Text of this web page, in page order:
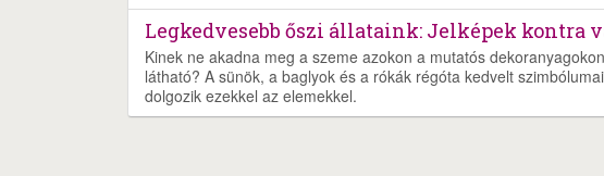
Legkedvesebb őszi állataink: Jelképek kontra
Kinek ne akadna meg a szeme azokon a mutatós
látható? A sünök, a baglyok és a rókák régóta kedvelt
dolgozik ezekkel az elemekkel.